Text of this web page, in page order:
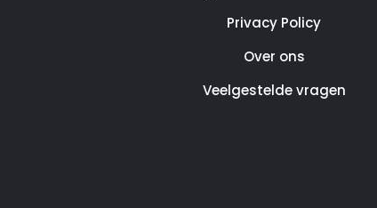
Privacy Policy
Over ons
Veelgestelde vragen